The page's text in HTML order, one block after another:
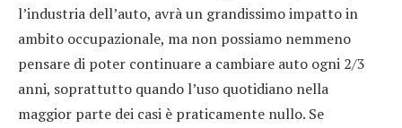
l’industria dell’auto, avrà un grandissimo impatto in
ambito occupazionale, ma non possiamo nemmeno
pensare di poter continuare a cambiare auto ogni 2/3
anni, soprattutto quando l’uso quotidiano nella
maggior parte dei casi è praticamente nullo. Se